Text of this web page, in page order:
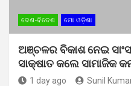
ଦେଶ-ବିଦେଶ ମୋ ଓଡ଼ିଶା
ଅଞ୍ଚଳର ବିକାଶ ନେଇ
ସାକ୍ଷାତ କଲେ ସାମାଜିକ
1 day ago Sunil